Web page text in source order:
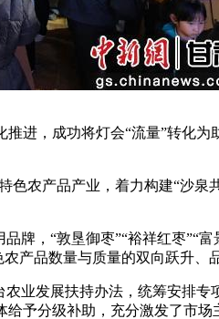
，成功将灯会“流量”转化为
农产品产业，着力构建“沙泉
，“敦垦御枣”“裕祥红枣”“富
产品数量与质量的双向跃升、
发展扶持办法，统筹安排专
予分级补助，充分激发了市场